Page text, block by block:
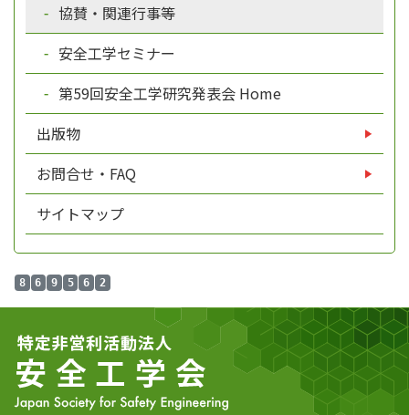
協賛・関連行事等
安全工学セミナー
第59回安全工学研究発表会 Home
出版物
お問合せ・FAQ
サイトマップ
8 6 9 5 6 2